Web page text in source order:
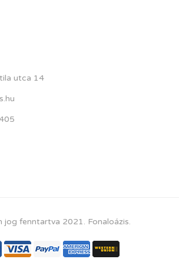
utca 14
jog fenntartva 2021. Fonaloázis.